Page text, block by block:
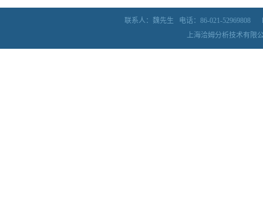
联系人：魏先生 电话：86-021-52969808
上海洽姆分析技术有限